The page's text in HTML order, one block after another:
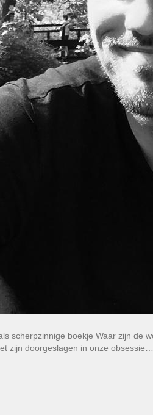
scherpzinnige boekje Waar zijn de
zijn doorgeslagen in onze obsessie…